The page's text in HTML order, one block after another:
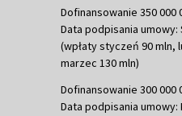
Dofinansowanie 350 000
Data podpisania umowy:
(wpłaty styczeń 90 mln,
marzec 130 mln)
Dofinansowanie 300 000
Data podpisania umowy: